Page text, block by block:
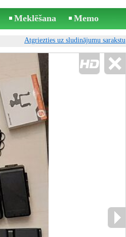
Meklēšana Memo
Atgriezties uz sludinājumu sarakstu